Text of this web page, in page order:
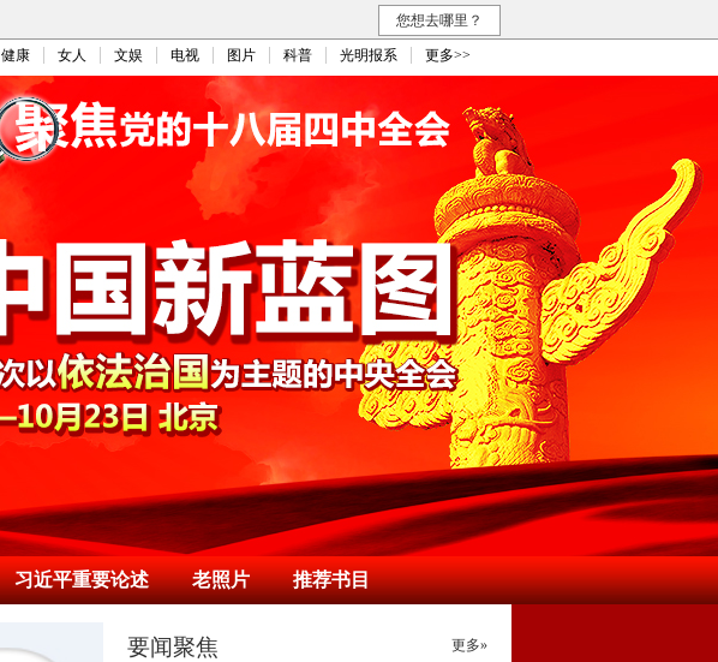
您想去哪里？
健康 女人 文娱 电视 图片 科普 光明报系 更多>>
习近平重要论述 老照片 推荐书目
要闻聚焦 更多»